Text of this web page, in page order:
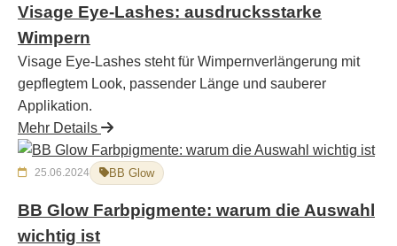
Visage Eye-Lashes: ausdrucksstarke
Wimpern
Visage Eye-Lashes steht für Wimpernverlängerung mit
gepflegtem Look, passender Länge und sauberer
Applikation.
Mehr Details
25.06.2024 BB Glow
BB Glow Farbpigmente: warum die Auswahl
wichtig ist